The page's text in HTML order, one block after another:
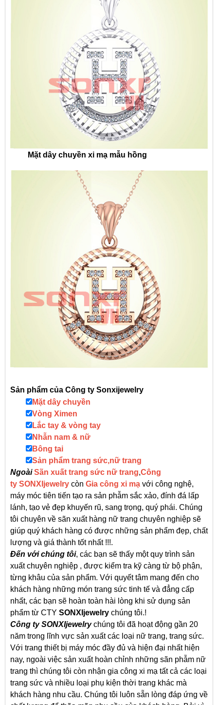
Mặt dây chuyền xi mạ mẫu hồng
Sản phẩm của Công ty Sonxijewelry
Mặt dây chuyền
Vòng Ximen
Lắc tay & vòng tay
Nhẫn nam & nữ
Bông tai
Sản phẩm trang sức,nữ trang
Ngoài Sãn xuất trang sức nữ trang,Công
ty SONXIjewelry còn Gia công xi mạ với công nghệ,
máy móc tiên tiến tạo ra sản phẫm sắc xảo, đính đá lấp
lánh, tạo vẻ đẹp khuyến rũ, sang trọng, quý phái. Chúng
tôi chuyên về sãn xuất hàng nữ trang chuyên nghiệp sẽ
giúp quý khách hàng có được những sản phẩm đẹp, chất
lượng và giá thành tốt nhất !!!.
Đến với chúng tôi, các bạn sẽ thấy một quy trình sản
xuất chuyên nghiệp , được kiểm tra kỹ càng từ bộ phận,
từng khâu của sản phẩm. Với quyết tâm mang đến cho
khách hàng những món trang sức tinh tế và đẳng cấp
nhất, các bạn sẽ hoàn toàn hài lòng khi sử dụng sản
phẩm từ CTY SONXIjewelry chúng tôi.!
Công ty SONXIjewelrychúng tôi đã hoạt động gần 20
năm trong lĩnh vực sản xuất các loại nữ trang, trang sức.
Với trang thiết bị máy móc đầy đủ và hiện đại nhất hiện
nay, ngoài việc sản xuất hoàn chỉnh những sãn phẫm nữ
trang thì chúng tôi còn nhận gia công xi mạ tất cả các loại
trang sức và nhiều loại phụ kiện thời trang khác mà
khách hàng nhu cầu. Chúng tôi luôn sẵn lòng đáp ứng về